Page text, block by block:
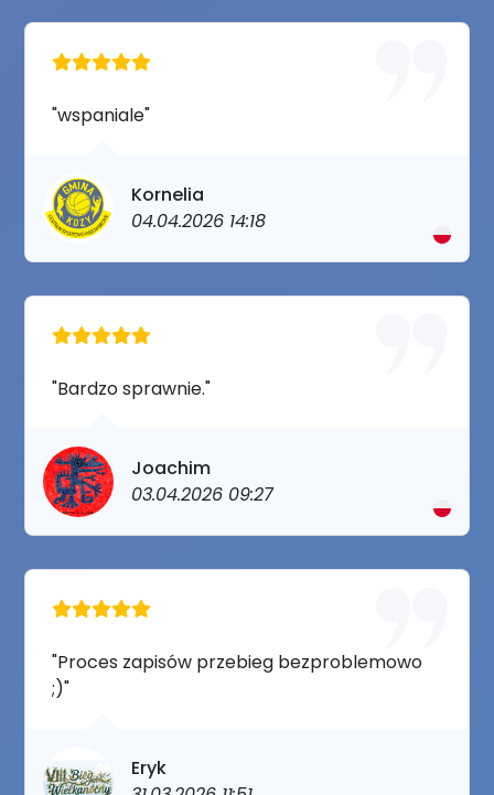
"wspaniale"
Kornelia
04.04.2026 14:18
"Bardzo sprawnie."
Joachim
03.04.2026 09:27
"Proces zapisów przebieg bezproblemowo
;)"
Eryk